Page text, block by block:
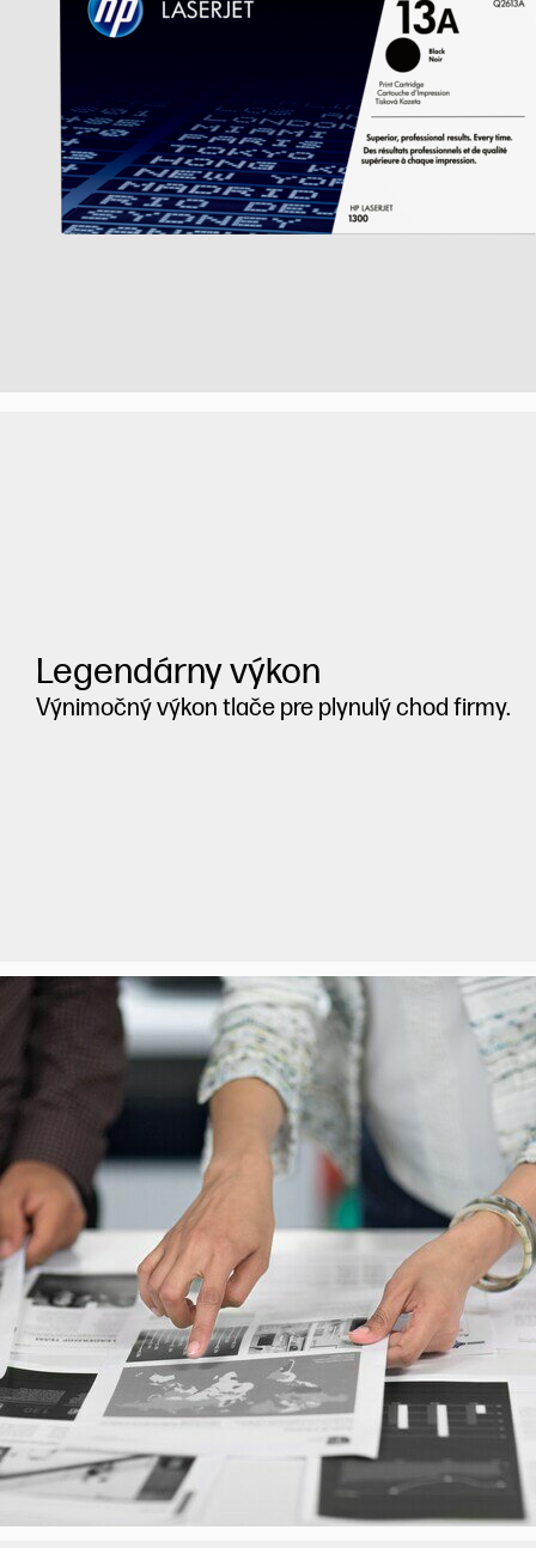
Legendárny výkon
Výnimočný výkon tlače pre plynulý chod firmy.